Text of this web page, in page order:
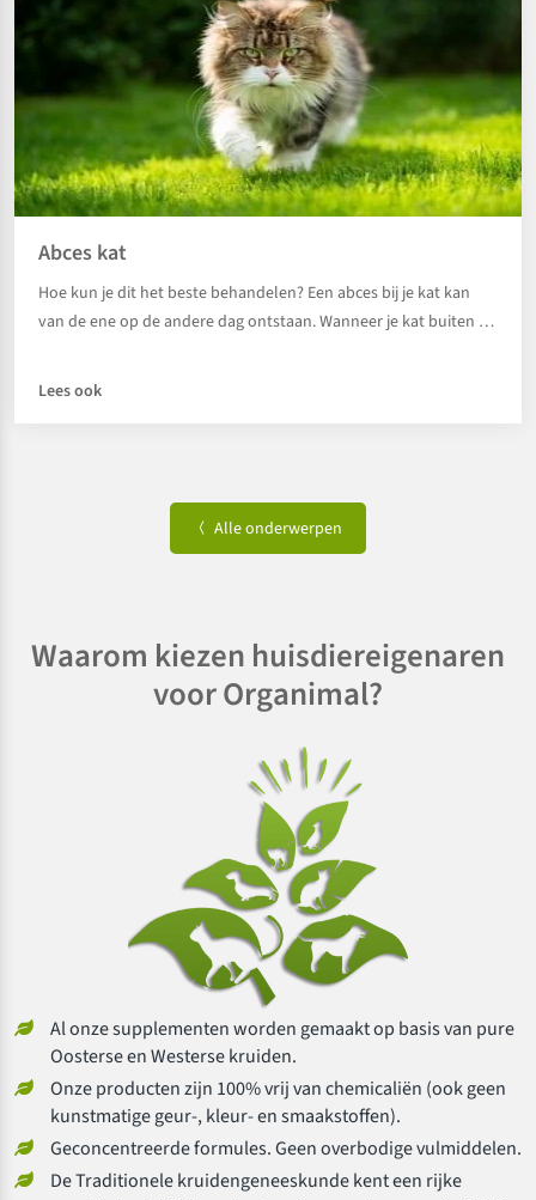
Abces kat
Hoe kun je dit het beste behandelen? Een abces bij je kat kan
van de ene op de andere dag ontstaan. Wanneer je kat buiten …
Lees ook
Alle onderwerpen
Waarom kiezen huisdiereigenaren
voor Organimal?
Al onze supplementen worden gemaakt op basis van pure
Oosterse en Westerse kruiden.
Onze producten zijn 100% vrij van chemicaliën (ook geen
kunstmatige geur-, kleur- en smaakstoffen).
Geconcentreerde formules. Geen overbodige vulmiddelen.
De Traditionele kruidengeneeskunde kent een rijke